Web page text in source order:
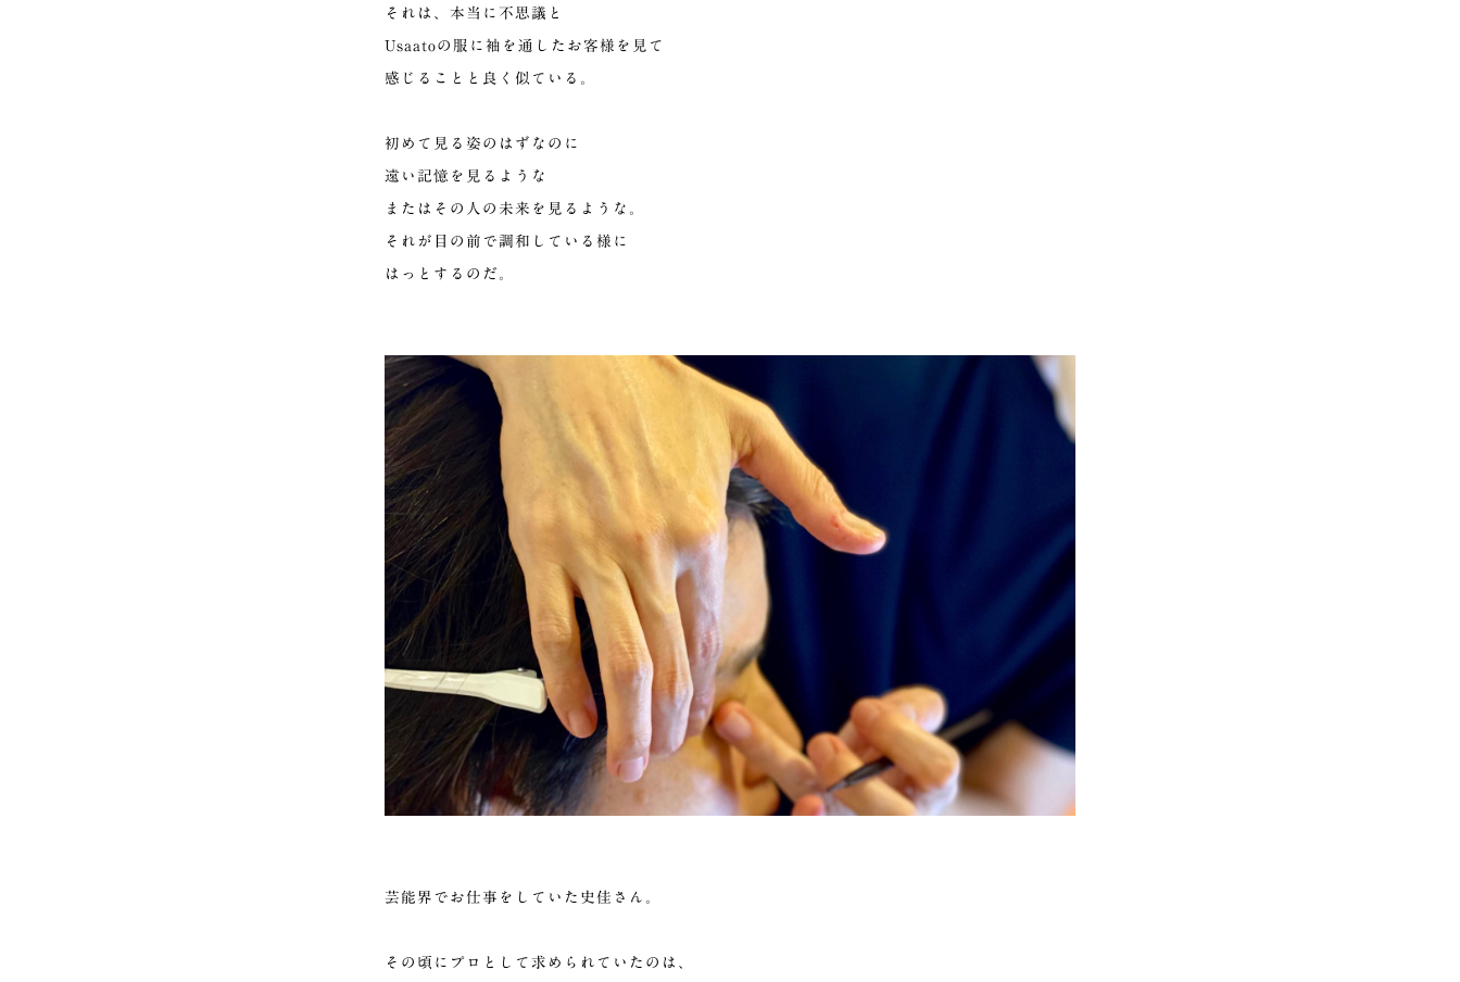
それは、本当に不思議と
Usaatoの服に袖を通したお客様を見て
感じることと良く似ている。
初めて見る姿のはずなのに
遠い記憶を見るような
またはその人の未来を見るような。
それが目の前で調和している様に
はっとするのだ。
芸能界でお仕事をしていた史佳さん。
その頃にプロとして求められていたのは、